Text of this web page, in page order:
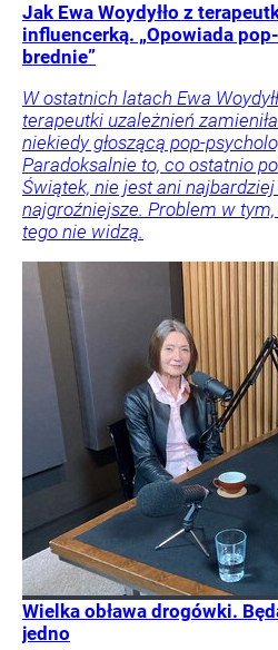
Jak Ewa Woydyłło z
influencerką. „Opowiada
brednie”
W ostatnich latach Ewa
terapeutki uzależnień
niekiedy głoszącą pop-
Paradoksalnie to, co ostatnio
Świątek, nie jest ani
najgroźniejsze. Problem w
tego nie widzą.
Wielka obława drogówki.
jedno